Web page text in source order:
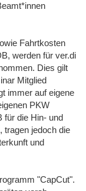
Fahrtkosten
werden für ver.di
Dies gilt
Mitglied
immer auf eigene
PKW
für die Hin- und
tragen jedoch die
und
"CapCut".